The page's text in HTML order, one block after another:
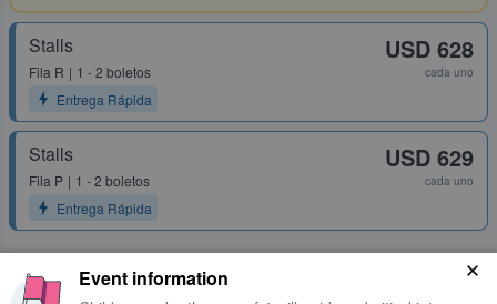
Stalls
Fila R
1 - 2 boletos
Entrega Rápida
USD 628
cada uno
Stalls
Fila P
1 - 2 boletos
Entrega Rápida
USD 629
cada uno
Event information